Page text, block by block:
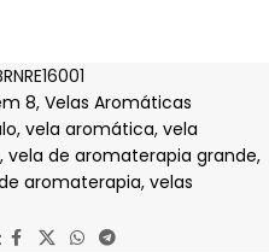
8, Velas Aromáticas
, vela aromática, vela
, vela de aromaterapia grande,
aromaterapia, velas